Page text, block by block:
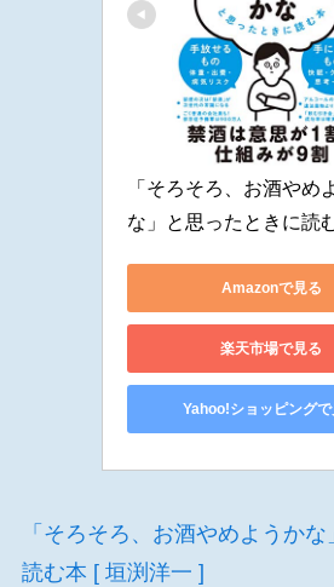
「そろそろ、お酒やめ
な」と思ったときに読
Amazonで見る
楽天市場で見る
Yahoo!ショッピングで
「そろそろ、お酒やめようか
読む本 [ 垣渕洋一 ]